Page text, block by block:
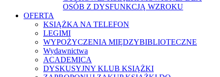
OSÓB Z DYSFUNKCJĄ WZROKU
OFERTA
KSIĄŻKA NA TELEFON
LEGIMI
WYPOŻYCZENIA MIĘDZYBIBLIOTECZNE
Wydawnictwa
ACADEMICA
DYSKUSYJNY KLUB KSIĄŻKI